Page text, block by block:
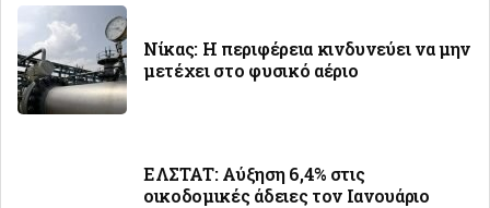
Νίκας: Η περιφέρεια κινδυνεύει να μην
μετέχει στο φυσικό αέριο
ΕΛΣΤΑΤ: Αύξηση 6,4% στις
οικοδομικές άδειες τον Ιανουάριο